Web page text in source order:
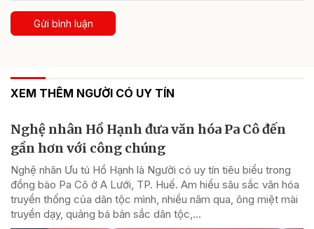
Gửi bình luận
XEM THÊM NGƯỜI CÓ UY TÍN
Nghệ nhân Hồ Hạnh đưa văn hóa Pa Cô đến
gần hơn với công chúng
Nghệ nhân Ưu tú Hồ Hạnh là Người có uy tín tiêu biểu trong
đồng bào Pa Cô ở A Lưới, TP. Huế. Am hiểu sâu sắc văn hóa
truyền thống của dân tộc mình, nhiều năm qua, ông miệt mài
truyền dạy, quảng bá bản sắc dân tộc,...